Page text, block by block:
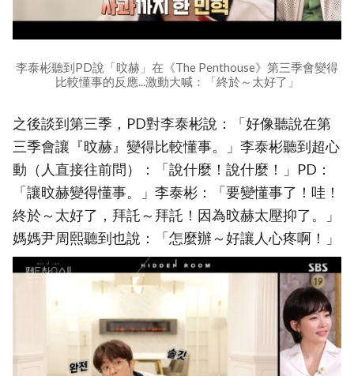
李泰彬聽到PD說「旼赫」在《The Penthouse》第三季會變得
比較懂事的反應...激動大喊：「終於～太好了」
之後談到第三季，PD對李泰彬說：「好像聽說在第
三季會讓『旼赫』變得比較懂事。」李泰彬聽到超心
動（人直接往前問）：「說什麼！說什麼！」PD：
「讓旼赫變得懂事。」李泰彬：「要變懂事了！哇！
終於～太好了，拜託～拜託！因為旼赫太壓抑了。」
媽媽尹周熙聽到也說：「怎麼辦～好讓人心疼啊！」